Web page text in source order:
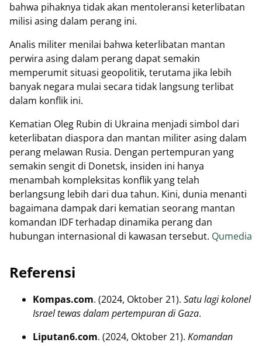
bahwa pihaknya tidak akan mentoleransi keterlibatan
milisi asing dalam perang ini.
Analis militer menilai bahwa keterlibatan mantan
perwira asing dalam perang dapat semakin
memperumit situasi geopolitik, terutama jika lebih
banyak negara mulai secara tidak langsung terlibat
dalam konflik ini.
Kematian Oleg Rubin di Ukraina menjadi simbol dari
keterlibatan diaspora dan mantan militer asing dalam
perang melawan Rusia. Dengan pertempuran yang
semakin sengit di Donetsk, insiden ini hanya
menambah kompleksitas konflik yang telah
berlangsung lebih dari dua tahun. Kini, dunia menanti
bagaimana dampak dari kematian seorang mantan
komandan IDF terhadap dinamika perang dan
hubungan internasional di kawasan tersebut. Qumedia
Referensi
Kompas.com. (2024, Oktober 21). Satu lagi kolonel
Israel tewas dalam pertempuran di Gaza.
Liputan6.com. (2024, Oktober 21). Komandan